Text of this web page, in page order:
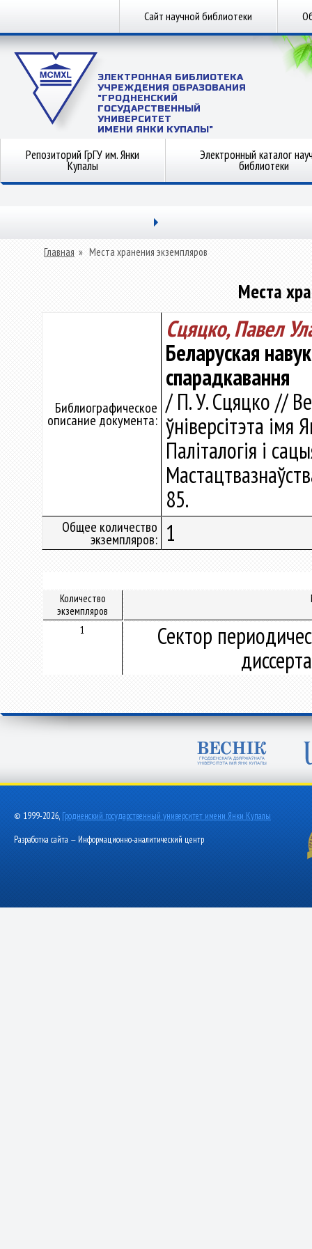
Сайт научной библиотеки
ЭЛЕКТРОННАЯ БИБЛИОТЕКА
УЧРЕЖДЕНИЯ ОБРАЗОВАНИЯ
"ГРОДНЕНСКИЙ
ГОСУДАРСТВЕННЫЙ
УНИВЕРСИТЕТ
ИМЕНИ ЯНКИ КУПАЛЫ"
Репозиторий ГрГУ им. Янки
Купалы
Электронный каталог
библиотеки
Главная » Места хранения экземпляров
Места
Библиографическое
описание документа:
Сцяцко, Павел
Беларуская
спарадкавання
/ П. У. Сцяцко //
ўніверсітэта імя
Паліталогія і
85.
Общее количество
экземпляров: 1
Количество
экземпляров
1
Сектор
© 1999-2026, Гродненский государственный университет имени Янки Купалы
Разработка сайта — Информационно-аналитический центр